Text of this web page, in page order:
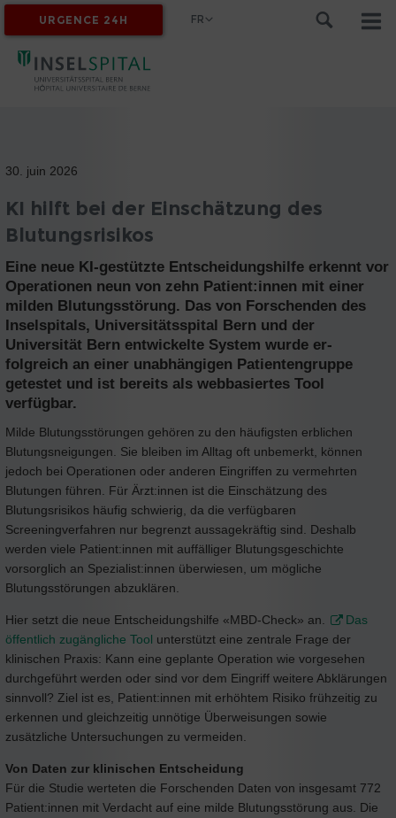
MYINSEL
URGENCE 24H FR
30. juin 2026
KI hilft bei der Einschätzung des
Blutungsrisikos
Eine neue KI-gestützte Entscheidungshilfe erkennt vor
Operationen neun von zehn Patient:innen mit einer
milden Blutungsstörung. Das von Forschenden des
Inselspitals, Universitätsspital Bern und der
Universität Bern entwickelte System wurde er-
folgreich an einer unabhängigen Patientengruppe
getestet und ist bereits als webbasiertes Tool
verfügbar.
Milde Blutungsstörungen gehören zu den häufigsten erblichen
Blutungsneigungen. Sie bleiben im Alltag oft unbemerkt, können
jedoch bei Operationen oder anderen Eingriffen zu vermehrten
Blutungen führen. Für Ärzt:innen ist die Einschätzung des
Blutungsrisikos häufig schwierig, da die verfügbaren
Screeningverfahren nur begrenzt aussagekräftig sind. Deshalb
werden viele Patient:innen mit auffälliger Blutungsgeschichte
vorsorglich an Spezialist:innen überwiesen, um mögliche
Blutungsstörungen abzuklären.
Hier setzt die neue Entscheidungshilfe «MBD-Check» an.
Das
öffentlich zugängliche Tool unterstützt eine zentrale Frage der
klinischen Praxis: Kann eine geplante Operation wie vorgesehen
durchgeführt werden oder sind vor dem Eingriff weitere Abklärungen
sinnvoll? Ziel ist es, Patient:innen mit erhöhtem Risiko frühzeitig zu
erkennen und gleichzeitig unnötige Überweisungen sowie
zusätzliche Untersuchungen zu vermeiden.
Von Daten zur klinischen Entscheidung
Für die Studie werteten die Forschenden Daten von insgesamt 772
Patient:innen mit Verdacht auf eine milde Blutungsstörung aus. Die